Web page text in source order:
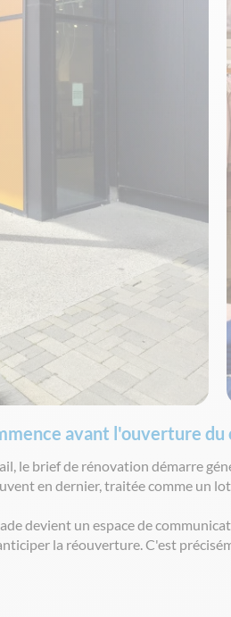
avant l'ouverture du
le brief de rénovation démarre
en dernier, traitée comme un
devient un espace de
la réouverture. C'est